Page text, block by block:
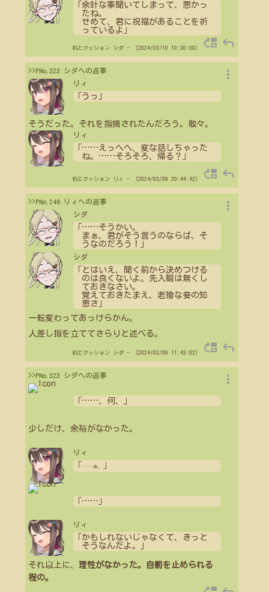
「余計な事聞いてしまって、悪かっ
たね。
せめて、君に祝福があることを祈
っているよ」
机とクッション シダ- （2024/03/10 10:30:00） move_up reply
>>PNo.323 シダへの返事
リィ
「うっ」
そうだった。それを指摘されたんだろう。散々。
リィ
……えっへへ、変な話しちゃった
ね。
……そろそろ、帰る？」
more_vert
机とクッション リィ - （2024/03/09 20:44:42） move_up reply
>>PNo.246 リィへの返事
シダ
……そうかい。
まぁ、君がそう言うのならば、そ
うなのだろう！」
シダ
「とはいえ、聞く前から決めつける
のは良くないよ。先入観は無くし
ておきなさい。
覚えておきたまえ、老獪な妾の知
恵さ」
一転変わってあっけらかん。
人差し指を立ててさらりと述べる。
more_vert
机とクッション シダ- （2024/03/09 11:43:02） move_up reply
>>PNo.323 シダへの返事
……、何、」
少しだけ、余裕がなかった。
リィ
… … ぁ、
……
リィ
「かもしれないじゃなくて、きっと
そうなんだよ。」
それ以上に、 理性がなかった。自罰を止められる
程の。
more_vert